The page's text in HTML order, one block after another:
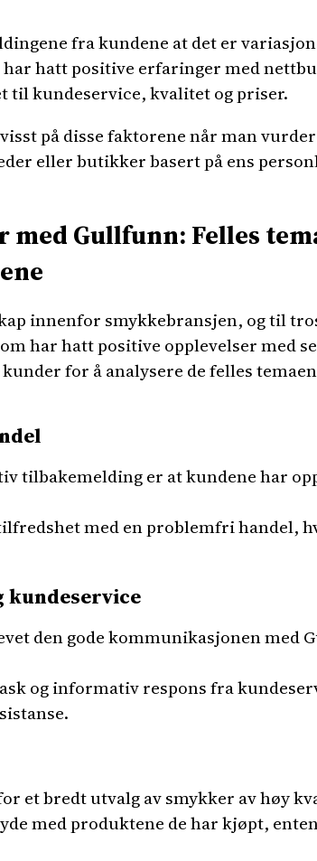
fra kundene at det er
hatt positive erfaringer med
kundeservice, kvalitet og priser.
på disse faktorene når man
eller butikker basert på ens
Gullfunn: Felles
innenfor smykkebransjen, og til
har hatt positive opplevelser med
for å analysere de felles
tilbakemelding er at kundene har
med en problemfri handel,
kundeservice
den gode kommunikasjonen med
og informativ respons fra
et bredt utvalg av smykker av høy
med produktene de har kjøpt,